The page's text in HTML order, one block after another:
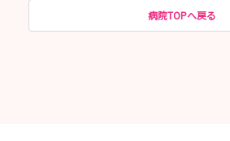
病院TOPへ戻る